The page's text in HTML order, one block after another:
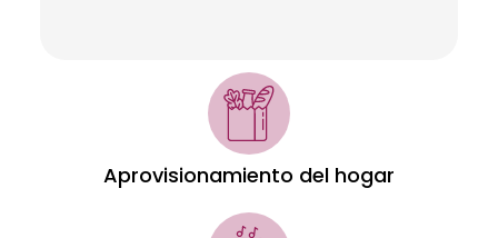
Aprovisionamiento del hogar